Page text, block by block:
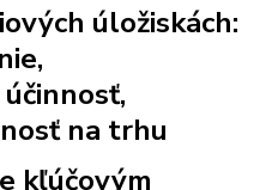
úložiskách:
na trhu
kľúčovým